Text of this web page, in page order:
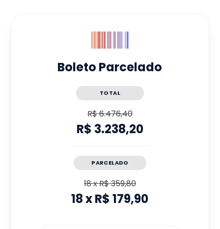
Boleto Parcelado
TOTAL
R$ 6.476,40
R$ 3.238,20
PARCELADO
18xR$ 359,80
18xR$ 179,90